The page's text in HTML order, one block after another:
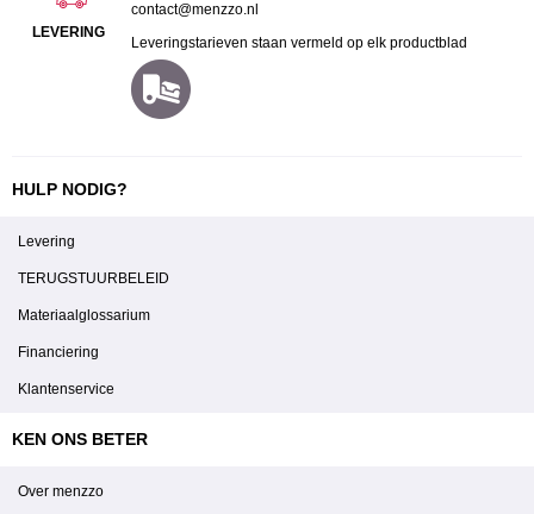
LEVERING
contact@menzzo.nl
Leveringstarieven staan vermeld op elk productblad
HULP NODIG?
Levering
TERUGSTUURBELEID
Materiaalglossarium
Financiering
Klantenservice
KEN ONS BETER
Over menzzo